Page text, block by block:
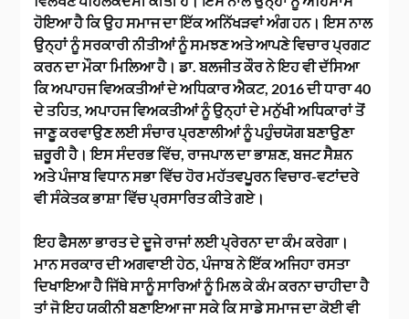
ਹੋਇਆ ਹੈ ਕਿ ਉਹ ਸਮਾਜ ਦਾ ਇੱਕ ਅਨਿੱਖੜਵਾਂ ਅੰਗ ਹਨ। ਇਸ ਨਾਲ
ਉਨ੍ਹਾਂ ਨੂੰ ਸਰਕਾਰੀ ਨੀਤੀਆਂ ਨੂੰ ਸਮਝਣ ਅਤੇ ਆਪਣੇ ਵਿਚਾਰ ਪ੍ਰਗਟ
ਕਰਨ ਦਾ ਮੌਕਾ ਮਿਲਿਆ ਹੈ। ਡਾ. ਬਲਜੀਤ ਕੌਰ ਨੇ ਇਹ ਵੀ ਦੱਸਿਆ
ਕਿ ਅਪਾਹਜ ਵਿਅਕਤੀਆਂ ਦੇ ਅਧਿਕਾਰ ਐਕਟ, 2016 ਦੀ ਧਾਰਾ 40
ਦੇ ਤਹਿਤ, ਅਪਾਹਜ ਵਿਅਕਤੀਆਂ ਨੂੰ ਉਨ੍ਹਾਂ ਦੇ ਮਨੁੱਖੀ ਅਧਿਕਾਰਾਂ ਤੋਂ
ਜਾਣੂ ਕਰਵਾਉਣ ਲਈ ਸੰਚਾਰ ਪ੍ਰਣਾਲੀਆਂ ਨੂੰ ਪਹੁੰਚਯੋਗ ਬਣਾਉਣਾ
ਜ਼ਰੂਰੀ ਹੈ। ਇਸ ਸੰਦਰਭ ਵਿੱਚ, ਰਾਜਪਾਲ ਦਾ ਭਾਸ਼ਣ, ਬਜਟ ਸੈਸ਼ਨ
ਅਤੇ ਪੰਜਾਬ ਵਿਧਾਨ ਸਭਾ ਵਿੱਚ ਹੋਰ ਮਹੱਤਵਪੂਰਨ ਵਿਚਾਰ-ਵਟਾਂਦਰੇ
ਵੀ ਸੰਕੇਤਕ ਭਾਸ਼ਾ ਵਿੱਚ ਪ੍ਰਸਾਰਿਤ ਕੀਤੇ ਗਏ।
ਇਹ ਫੈਸਲਾ ਭਾਰਤ ਦੇ ਦੂਜੇ ਰਾਜਾਂ ਲਈ ਪ੍ਰੇਰਨਾ ਦਾ ਕੰਮ ਕਰੇਗਾ।
ਮਾਨ ਸਰਕਾਰ ਦੀ ਅਗਵਾਈ ਹੇਠ, ਪੰਜਾਬ ਨੇ ਇੱਕ ਅਜਿਹਾ ਰਸਤਾ
ਦਿਖਾਇਆ ਹੈ ਜਿੱਥੇ ਸਾਨੂੰ ਸਾਰਿਆਂ ਨੂੰ ਮਿਲ ਕੇ ਕੰਮ ਕਰਨਾ ਚਾਹੀਦਾ ਹੈ
ਤਾਂ ਜੋ ਇਹ ਯਕੀਨੀ ਬਣਾਇਆ ਜਾ ਸਕੇ ਕਿ ਸਾਡੇ ਸਮਾਜ ਦਾ ਕੋਈ ਵੀ